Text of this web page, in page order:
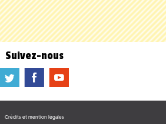
Suivez-nous
a b f
Crédits et mention légales